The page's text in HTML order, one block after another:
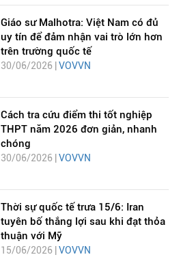
Giáo sư Malhotra: Việt Nam có đủ
uy tín để đảm nhận vai trò lớn hơn
trên trường quốc tế
30/06/2026 |VOVVN
Cách tra cứu điểm thi tốt nghiệp
THPT năm 2026 đơn giản, nhanh
chóng
30/06/2026 | VOVVN
Thời sự quốc tế trưa 15/6: Iran
tuyên bố thắng lợi sau khi đạt thỏa
thuận với Mỹ
15/06/2026 | VOVVN